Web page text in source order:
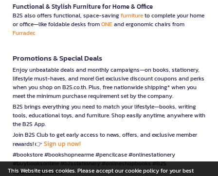
Functional & Stylish Furniture for Home & Office
B2S also offers functional, space-savingfurnitureto complete your home
or office—like foldable desks fromONEand ergonomic chairs from
Furradec
Promotions & Special Deals
Enjoy unbeatable deals and monthly campaigns—on books, stationery,
lifestyle must-haves, and more! Get exclusive discount coupons and perks
when you shop on B2S.co.th. Plus, free nationwide shipping* when you
meet the minimum purchase requirement set by the company.
B2S brings everything you need to match your lifestyle—books, writing
tools, educational toys, and furniture. Shop easily anytime, anywhere with
the B2S App.
Join B2S Club to get early access to news, offers, and exclusive member
rewards! 👉 Sign up now!
#bookstore #bookshopnearme #pencilcase #onlinestationery
#buybooksonline #b2sstationery #onlineshopbooks #B2S
#stationerynearme
This Website uses cookies. Please accept our cookie policy for your best